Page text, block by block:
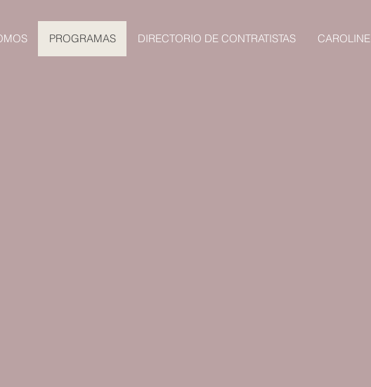
PROGRAMAS DIRECTORIO DE CONTRATISTAS CAROLINE